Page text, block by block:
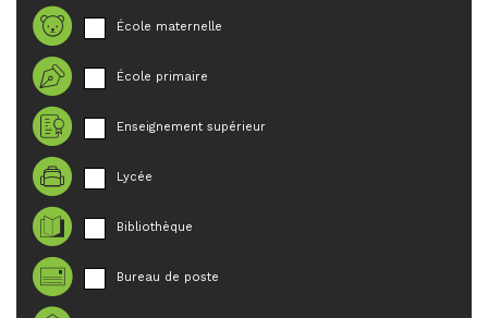
École maternelle
École primaire
Enseignement supérieur
Lycée
Bibliothèque
Bureau de poste